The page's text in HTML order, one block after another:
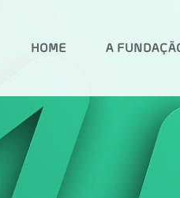
HOME A